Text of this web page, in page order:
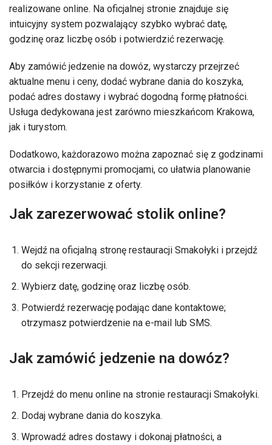
realizowane online. Na oficjalnej stronie znajduje się
intuicyjny system pozwalający szybko wybrać datę,
godzinę oraz liczbę osób i potwierdzić rezerwację.
Aby zamówić jedzenie na dowóz, wystarczy przejrzeć
aktualne menu i ceny, dodać wybrane dania do koszyka,
podać adres dostawy i wybrać dogodną formę płatności.
Usługa dedykowana jest zarówno mieszkańcom Krakowa,
jak i turystom.
Dodatkowo, każdorazowo można zapoznać się z godzinami
otwarcia i dostępnymi promocjami, co ułatwia planowanie
posiłków i korzystanie z oferty.
Jak zarezerwować stolik online?
Wejdź na oficjalną stronę restauracji Smakołyki i przejdź
do sekcji rezerwacji.
Wybierz datę, godzinę oraz liczbę osób.
Potwierdź rezerwację podając dane kontaktowe;
otrzymasz potwierdzenie na e-mail lub SMS.
Jak zamówić jedzenie na dowóz?
Przejdź do menu online na stronie restauracji Smakołyki.
Dodaj wybrane dania do koszyka.
Wprowadź adres dostawy i dokonaj płatności, a